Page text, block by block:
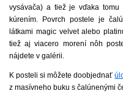
vysávača) a tiež je vďaka
kúrením. Povrch postele je
látkami magic velvet alebo
tiež aj viacero morení nôh
nájdete v galérii.
K posteli si môžete doobjednať
z masívneho buku s čalúnenými